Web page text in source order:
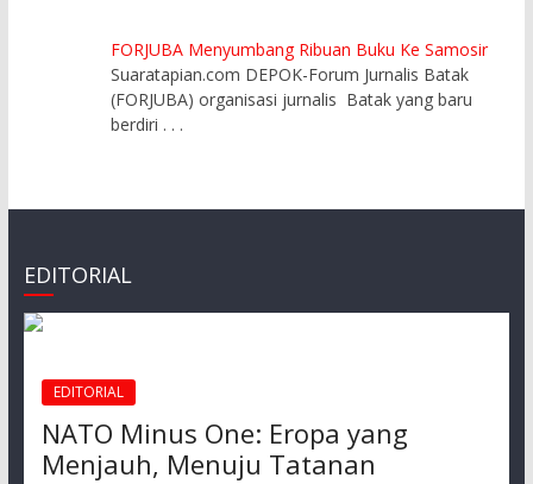
FORJUBA Menyumbang Ribuan Buku Ke Samosir
Suaratapian.com DEPOK-Forum Jurnalis Batak
(FORJUBA) organisasi jurnalis Batak yang baru
berdiri . . .
EDITORIAL
EDITORIAL
NATO Minus One: Eropa yang
Menjauh, Menuju Tatanan